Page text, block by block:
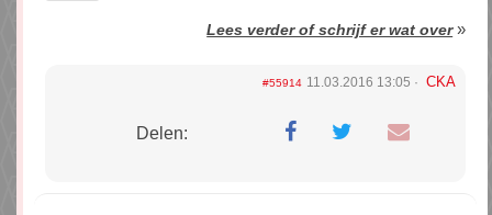
Lees verder of schrijf er wat over»
#55914 11.03.2016 13:05 CKA
Delen: